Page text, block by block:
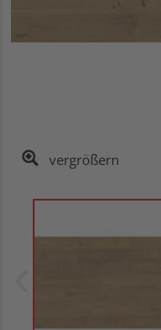
vergrößern